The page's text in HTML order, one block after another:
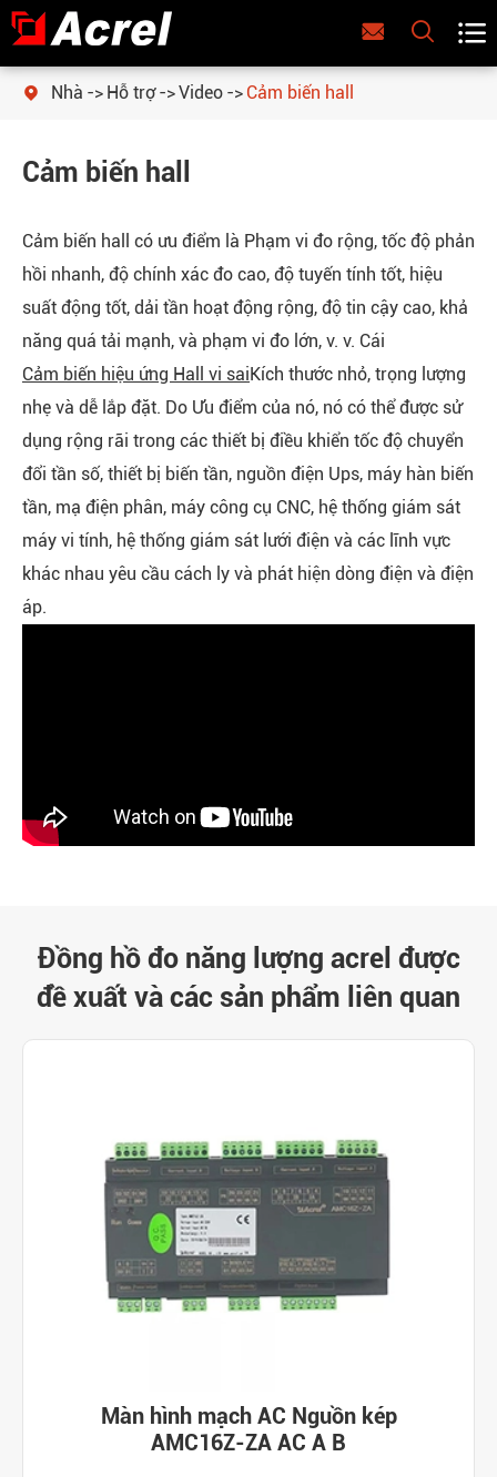
  
 Nhà Hỗ trợ Video Cảm biến hall
Cảm biến hall
Cảm biến hall có ưu điểm là Phạm vi đo rộng, tốc độ phản
hồi nhanh, độ chính xác đo cao, độ tuyến tính tốt, hiệu
suất động tốt, dải tần hoạt động rộng, độ tin cậy cao, khả
năng quá tải mạnh, và phạm vi đo lớn, v. v. Cái
Cảm biến hiệu ứng Hall vi saiKích thước nhỏ, trọng lượng
nhẹ và dễ lắp đặt. Do Ưu điểm của nó, nó có thể được sử
dụng rộng rãi trong các thiết bị điều khiển tốc độ chuyển
đổi tần số, thiết bị biến tần, nguồn điện Ups, máy hàn biến
tần, mạ điện phân, máy công cụ CNC, hệ thống giám sát
máy vi tính, hệ thống giám sát lưới điện và các lĩnh vực
khác nhau yêu cầu cách ly và phát hiện dòng điện và điện
áp.
Đồng hồ đo năng lượng acrel được
đề xuất và các sản phẩm liên quan
Màn hình mạch AC Nguồn kép
AMC16Z-ZA AC A B